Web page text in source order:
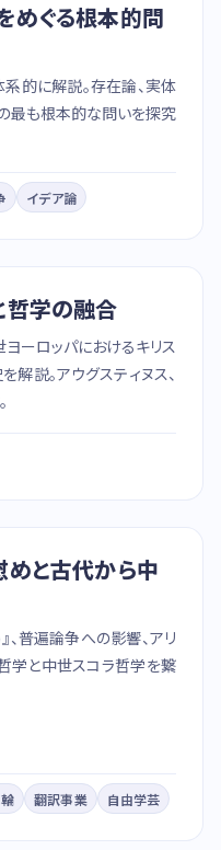
めぐる根本的問
的に解説。存在論、実体
最も根本的な問いを探究
イデア論
哲学の融合
ーロッパにおけるキリス
説。アウグスティヌス、
めと古代から中
、普遍論争への影響、アリ
学と中世スコラ哲学を繋
翻訳事業 自由学芸